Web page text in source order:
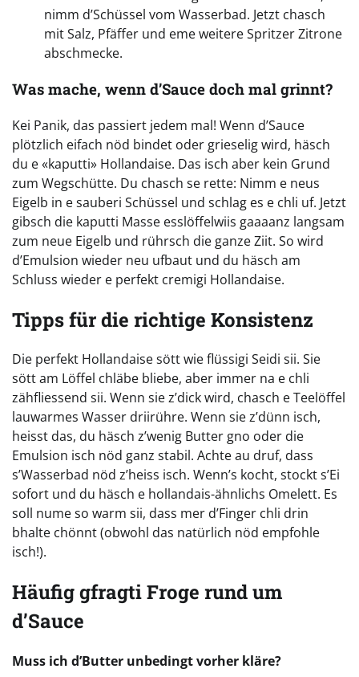
nimm d’Schüssel vom Wasserbad. Jetzt chasch
mit Salz, Pfäffer und eme weitere Spritzer Zitrone
abschmecke.
Was mache, wenn d’Sauce doch mal grinnt?
Kei Panik, das passiert jedem mal! Wenn d’Sauce
plötzlich eifach nöd bindet oder grieselig wird, häsch
du e «kaputti» Hollandaise. Das isch aber kein Grund
zum Wegschütte. Du chasch se rette: Nimm e neus
Eigelb in e sauberi Schüssel und schlag es e chli uf. Jetzt
gibsch die kaputti Masse esslöffelwiis gaaaanz langsam
zum neue Eigelb und rührsch die ganze Ziit. So wird
d’Emulsion wieder neu ufbaut und du häsch am
Schluss wieder e perfekt cremigi Hollandaise.
Tipps für die richtige Konsistenz
Die perfekt Hollandaise sött wie flüssigi Seidi sii. Sie
sött am Löffel chläbe bliebe, aber immer na e chli
zähfliessend sii. Wenn sie z’dick wird, chasch e Teelöffel
lauwarmes Wasser driirühre. Wenn sie z’dünn isch,
heisst das, du häsch z’wenig Butter gno oder die
Emulsion isch nöd ganz stabil. Achte au druf, dass
s’Wasserbad nöd z’heiss isch. Wenn’s kocht, stockt s’Ei
sofort und du häsch e hollandais-ähnlichs Omelett. Es
soll nume so warm sii, dass mer d’Finger chli drin
bhalte chönnt (obwohl das natürlich nöd empfohle
isch!).
Häufig gfragti Froge rund um
d’Sauce
Muss ich d’Butter unbedingt vorher kläre?